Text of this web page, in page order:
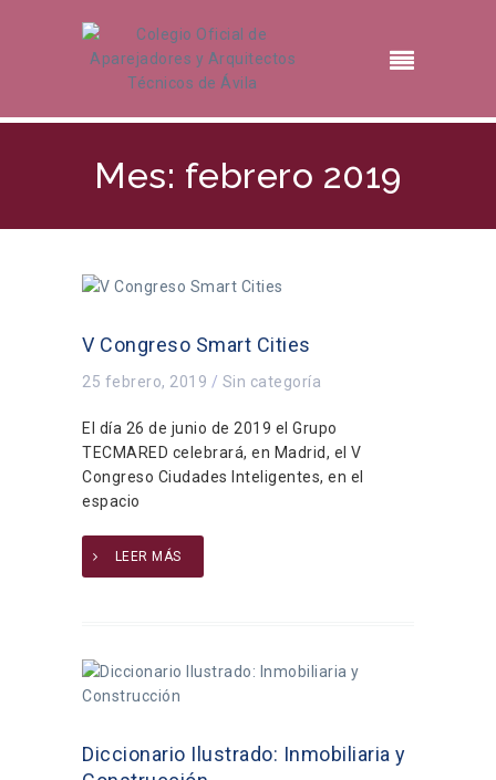
Mes: febrero 2019
V Congreso Smart Cities
25 febrero, 2019 / Sin categoría
El día 26 de junio de 2019 el Grupo
TECMARED celebrará, en Madrid, el V
Congreso Ciudades Inteligentes, en el
espacio
LEER MÁS
Diccionario Ilustrado: Inmobiliaria y